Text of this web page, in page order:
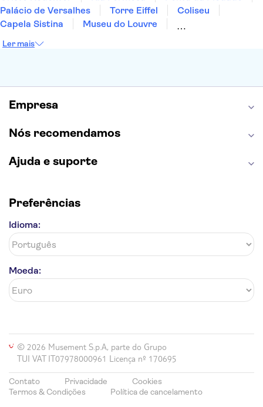
Palácio de Versalhes
Torre Eiffel
Coliseu
Capela Sistina
Museu do Louvre
Torre de Belém
Ler mais
Empresa
Nós recomendamos
Ajuda e suporte
Preferências
Idioma:
Moeda:
© 2026 Musement S.p.A, parte do Grupo
TUI VAT IT07978000961 Licença nº 170695
Contato Privacidade
Cookies
Termos & Condições
Política de cancelamento